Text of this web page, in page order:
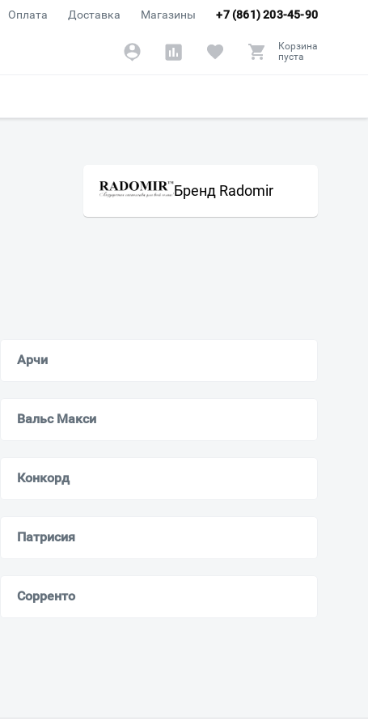
+7 (861) 203-45-90
Оплата Доставка Магазины
Корзина
пуста
Бренд Radomir
Арчи
Вальс Макси
Конкорд
Патрисия
Сорренто